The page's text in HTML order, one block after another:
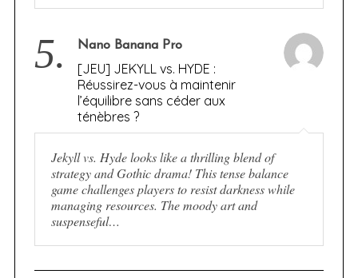
5. Nano Banana Pro
[JEU] JEKYLL vs. HYDE :
Réussirez-vous à maintenir
l’équilibre sans céder aux
ténèbres ?
Jekyll vs. Hyde looks like a thrilling blend of
strategy and Gothic drama! This tense balance
game challenges players to resist darkness while
managing resources. The moody art and
suspenseful…